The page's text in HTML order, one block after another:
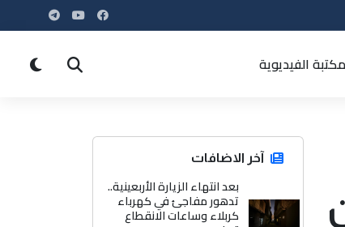
الفيديوية
آخر الاضافات
بعد انتهاء الزيارة الأربعينية..
تدهور مفاجئ في كهرباء
كربلاء وساعات الانقطاع